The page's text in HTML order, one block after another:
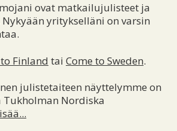
ovat matkailujulisteet ja
yritykselläni on varsin
Finland tai Come to Sweden.
julistetaiteen näyttelymme on
Nordiska